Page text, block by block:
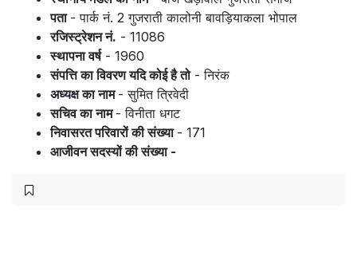
पता - पार्क नं. 2 गुजराती कालोनी बावड़ियाकला भोपाल
रजिस्ट्रेशन नं. - 11086
स्थापना वर्ष- 1960
संपत्ति का विवरण यदि कोई है तो- निरंक
अध्यक्ष का नाम- सुमित त्रिवेदी
सचिव का नाम- विनीता धगट
निवासरत परिवारों की संख्या - 171
आजीवन सदस्यों की संख्या -